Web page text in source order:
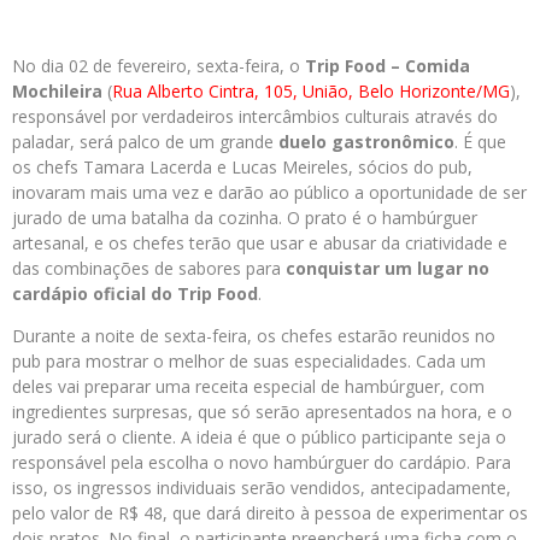
No dia 02 de fevereiro, sexta-feira, o Trip Food – Comida
Mochileira (Rua Alberto Cintra, 105, União, Belo Horizonte/MG),
responsável por verdadeiros intercâmbios culturais através do
paladar, será palco de um grande duelo gastronômico. É que
os chefs Tamara Lacerda e Lucas Meireles, sócios do pub,
inovaram mais uma vez e darão ao público a oportunidade de ser
jurado de uma batalha da cozinha. O prato é o hambúrguer
artesanal, e os chefes terão que usar e abusar da criatividade e
das combinações de sabores para conquistar um lugar no
cardápio oficial do Trip Food.
Durante a noite de sexta-feira, os chefes estarão reunidos no
pub para mostrar o melhor de suas especialidades. Cada um
deles vai preparar uma receita especial de hambúrguer, com
ingredientes surpresas, que só serão apresentados na hora, e o
jurado será o cliente. A ideia é que o público participante seja o
responsável pela escolha o novo hambúrguer do cardápio. Para
isso, os ingressos individuais serão vendidos, antecipadamente,
pelo valor de R$ 48, que dará direito à pessoa de experimentar os